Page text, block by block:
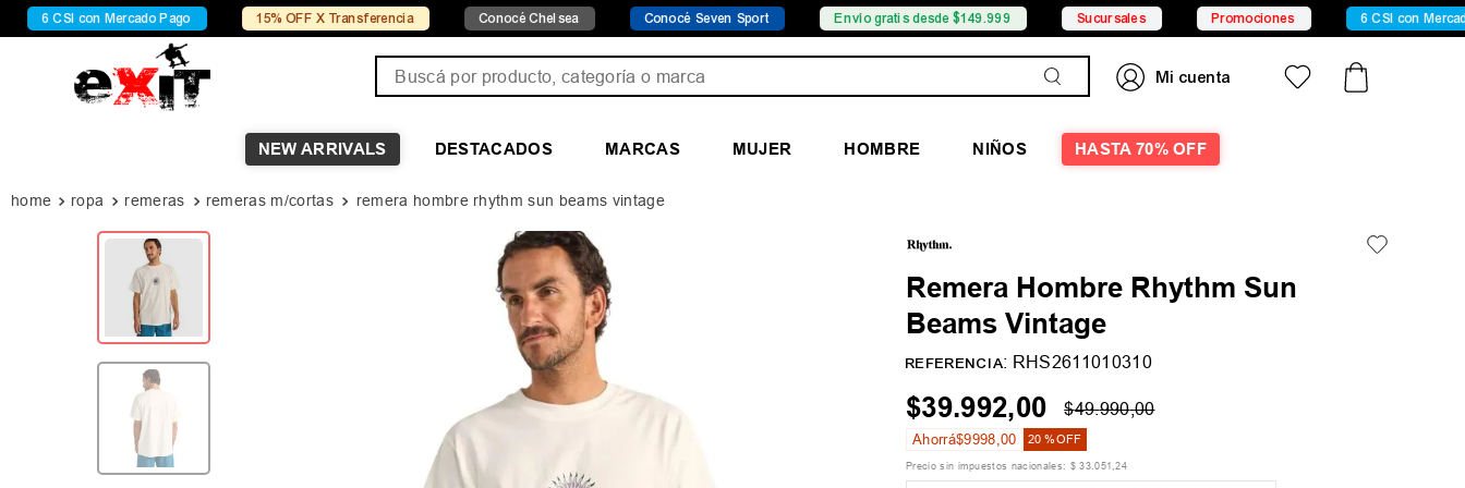
con Mercado Pago 15% OFF X Transferencia Conocé Chelsea Conocé Seven Sport Envío gratis desde $149.999 Sucursales Promociones 6 CSI con Mercado Pago
NEW ARRIVALS DESTACADOS MARCAS MUJER HOMBRE NIÑOS HASTA 70% OFF
ropa remeras remeras m/cortas remera hombre rhythm sun beams vintage
Remera Hombre Rhythm Sun
Beams Vintage
REFERENCIA: RHS2611010310
$39.992,00 $49.990,00
Ahorrá$9998,00 20 %OFF
Precio sin impuestos nacionales: $ 33.051,24